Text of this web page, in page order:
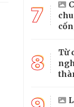
7
8
Từ